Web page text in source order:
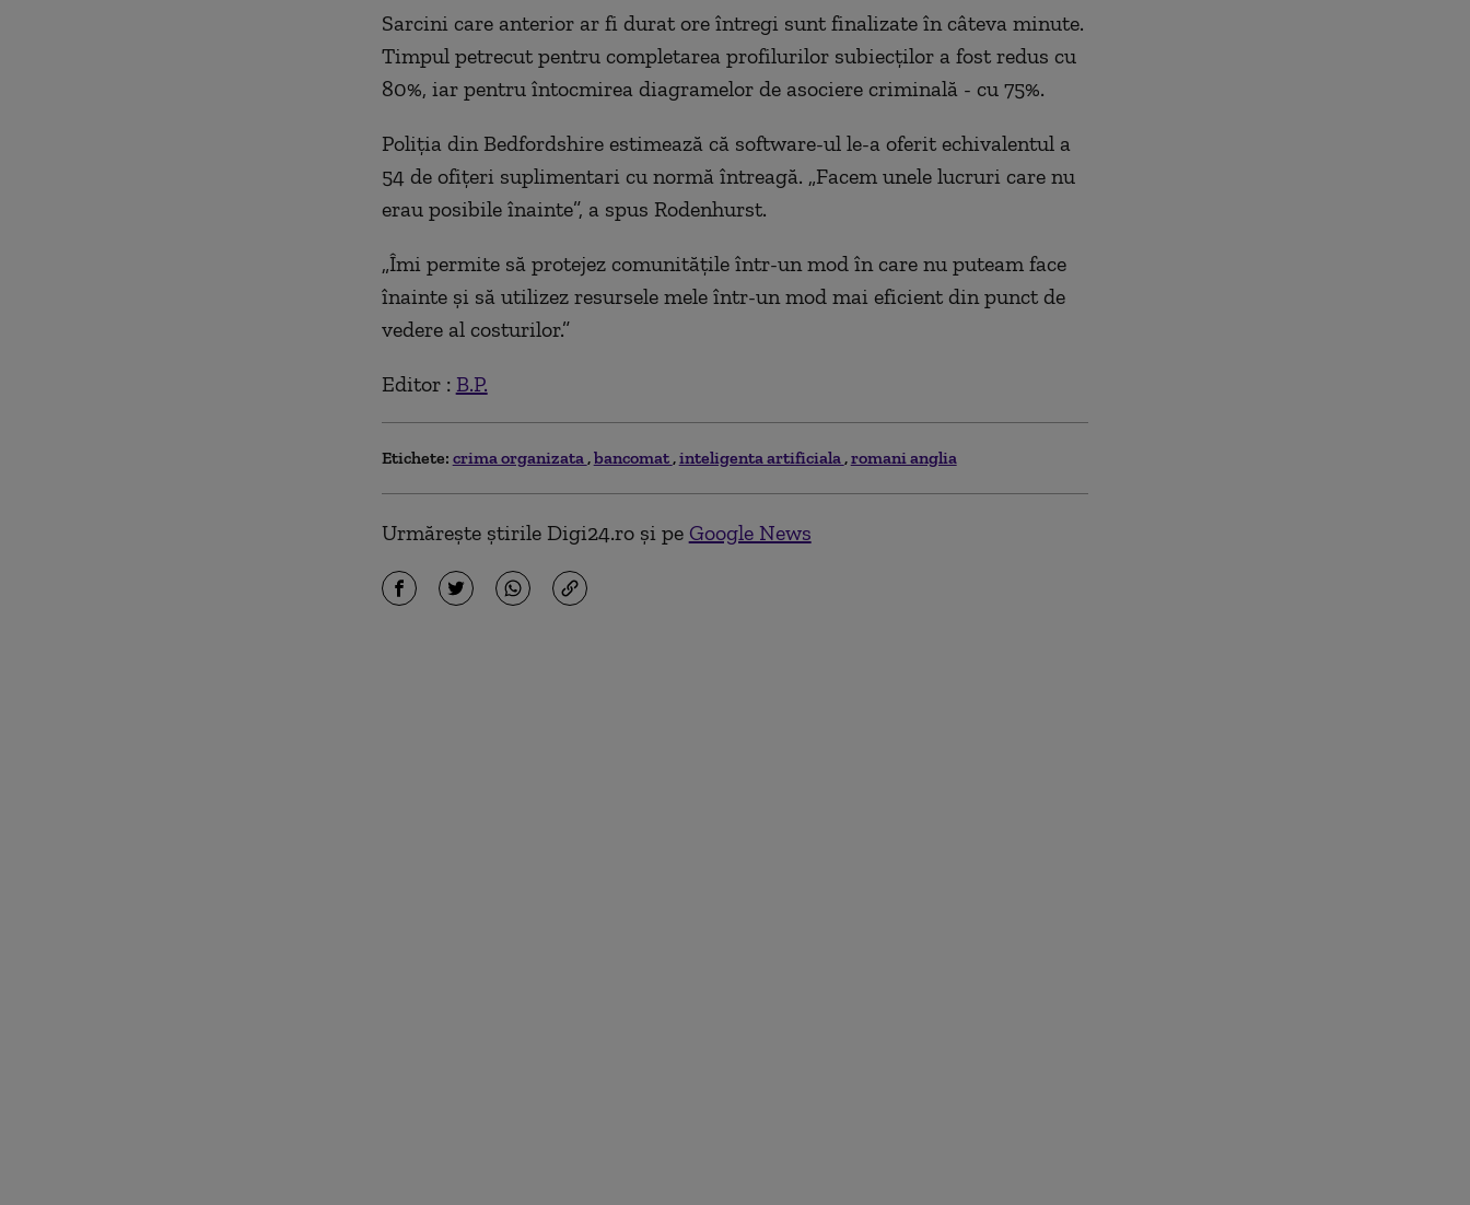
Sarcini care anterior ar fi durat ore întregi sunt finalizate în câteva minute.
Timpul petrecut pentru completarea profilurilor subiecților a fost redus cu
80%, iar pentru întocmirea diagramelor de asociere criminală - cu 75%.
Poliția din Bedfordshire estimează că software-ul le-a oferit echivalentul a
54 de ofițeri suplimentari cu normă întreagă. „Facem unele lucruri care nu
erau posibile înainte”, a spus Rodenhurst.
„Îmi permite să protejez comunitățile într-un mod în care nu puteam face
înainte și să utilizez resursele mele într-un mod mai eficient din punct de
vedere al costurilor.”
Editor : B.P.
Etichete: crima organizata bancomat inteligenta artificiala romani anglia
Urmărește știrile Digi24.ro și pe Google News